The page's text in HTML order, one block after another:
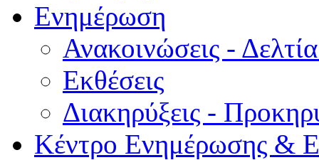
Ενημέρωση
Ανακοινώσεις -
Εκθέσεις
Διακηρύξεις -
Κέντρο Ενημέρωσης &